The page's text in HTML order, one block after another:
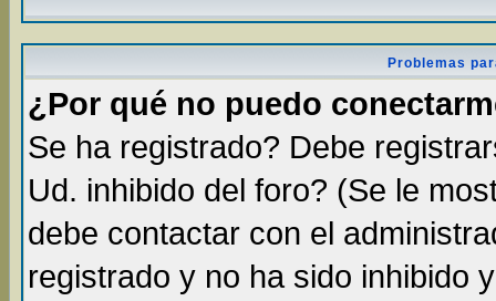
Problemas
¿Por qué no puedo
Se ha registrado? Debe
Ud. inhibido del foro? (Se le
debe contactar con el
registrado y no ha sido inhibido